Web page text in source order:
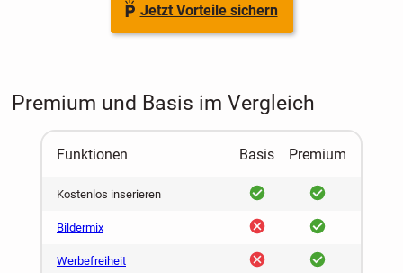
Jetzt Vorteile sichern
Premium und Basis im Vergleich
Funktionen Basis Premium
Kostenlos inserieren ja ja
Bildermix nein ja
Werbefreiheit nein ja